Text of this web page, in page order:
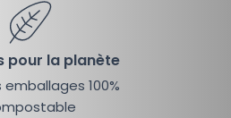
pour la planète
100%